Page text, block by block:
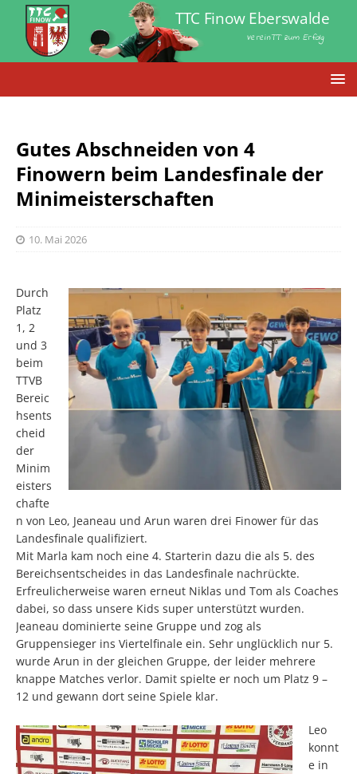
VereinTT zum Erfolg
TTC Finow Eberswalde
Gutes Abschneiden von 4
Finowern beim Landesfinale der
Minimeisterschaften
10. Mai 2026
Durch
Platz
1, 2
und 3
beim
TTVB
Bereic
hsents
cheid
der
Minim
eisters
chafte
n von Leo, Jeaneau und Arun waren drei Finower für das
Landesfinale qualifiziert.
Mit Marla kam noch eine 4. Starterin dazu die als 5. des
Bereichsentscheides in das Landesfinale nachrückte.
Erfreulicherweise waren erneut Niklas und Tom als Coaches
dabei, so dass unsere Kids super unterstützt wurden.
Jeaneau dominierte seine Gruppe und zog als
Gruppensieger ins Viertelfinale ein. Sehr unglücklich nur 5.
wurde Arun in der gleichen Gruppe, der leider mehrere
knappe Matches verlor. Damit spielte er noch um Platz 9 –
12 und gewann dort seine Spiele klar.
Leo
konnt
e in